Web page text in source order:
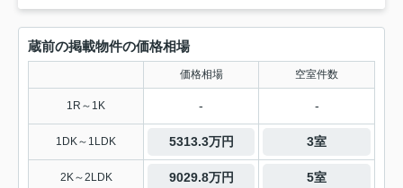
蔵前の掲載物件の価格相場
価格相場 空室件数
1R～1K - -
1DK～1LDK 5313.3万円 3室
2K～2LDK 9029.8万円 5室